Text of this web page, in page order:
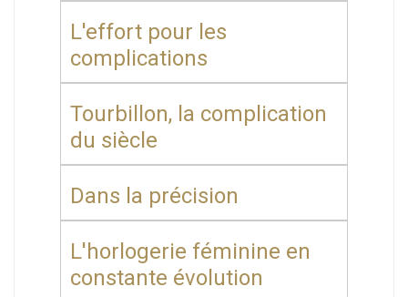
L'effort pour les
complications
Tourbillon, la complication
du siècle
Dans la précision
L'horlogerie féminine en
constante évolution